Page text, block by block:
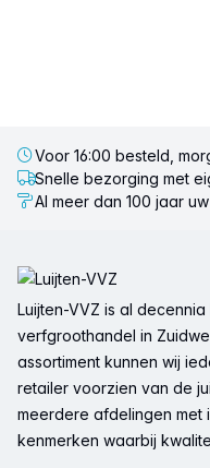
Voor 16:00 besteld,
Snelle bezorging met
Al meer dan 100 jaar
Luijten-VVZ is al
verfgroothandel in
assortiment kunnen wij
retailer voorzien van de
meerdere afdelingen met
kenmerken waarbij